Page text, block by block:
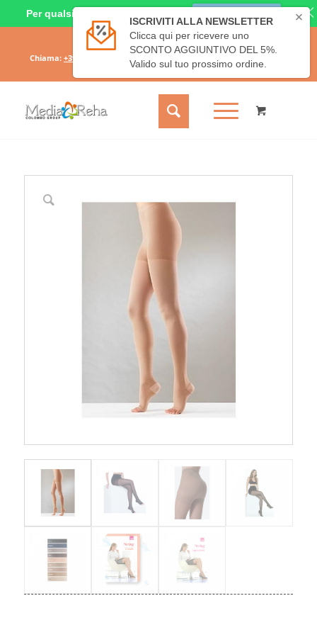
Il mio account
Carrello
Chiama: +39 331 6689828 - Scrivici: info@mediareha.it
- SPEDIZIONE
GRATUITA SOPRA I 50€
Per qualsiasi dubbio o richiesta